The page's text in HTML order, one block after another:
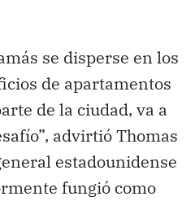
se disperse en los
de apartamentos
de la ciudad, va a
advirtió Thomas
estadounidense
fungió como